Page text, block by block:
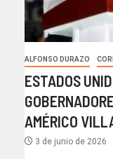
ALFONSO DURAZO
ESTADOS
AMÉRICO
3 de junio de 2026